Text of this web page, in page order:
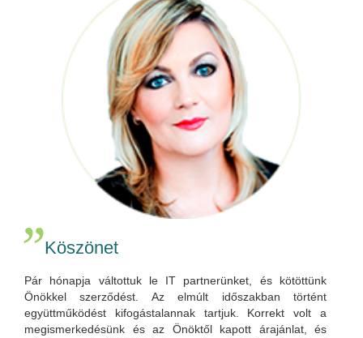
Köszönet
Pár hónapja váltottuk le IT partnerünket, és kötöttünk
Önökkel szerződést. Az elmúlt időszakban történt
együttműködést kifogástalannak tartjuk. Korrekt volt a
megismerkedésünk és az Önöktől kapott árajánlat, és